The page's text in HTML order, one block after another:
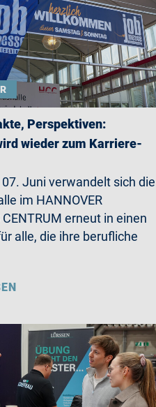
Perspektiven:
wieder zum Karriere-
Juni verwandelt sich die
im HANNOVER
CENTRUM erneut in einen
alle, die ihre berufliche